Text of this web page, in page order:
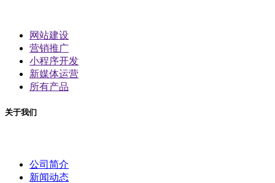
网站建设
营销推广
小程序开发
新媒体运营
所有产品
关于我们
公司简介
新闻动态